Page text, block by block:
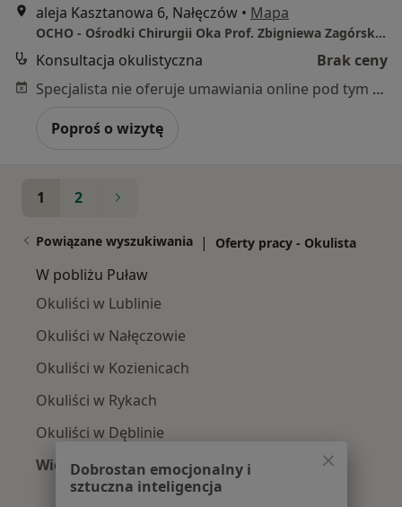
aleja Kasztanowa 6, Nałęczów • Mapa
OCHO - Ośrodki Chirurgii Oka Prof. Zbigniewa Zagórskiego
Konsultacja okulistyczna
Brak ceny
Specjalista nie oferuje umawiania online pod tym adresem.
Poproś o wizytę
1 2
Powiązane wyszukiwania | Oferty pracy - Okulista
W pobliżu Puław
Okuliści w Lublinie
Okuliści w Nałęczowie
Okuliści w Kozienicach
Okuliści w Rykach
Okuliści w Dęblinie
Więcej (7)
Więcej w kategorii: W pobliżu Puław
Dobrostan emocjonalny i
sztuczna inteligencja